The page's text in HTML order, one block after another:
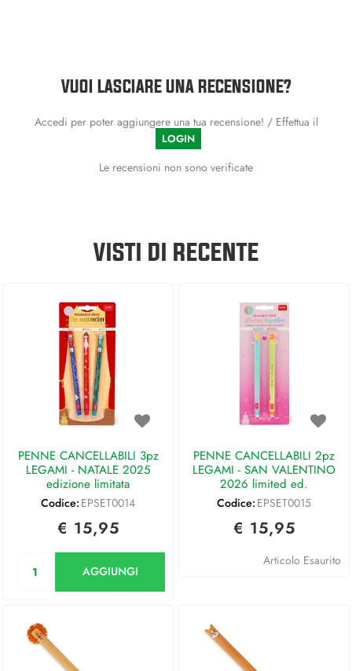
VUOI LASCIARE UNA RECENSIONE?
Accedi per poter aggiungere una tua recensione! / Effettua il
LOGIN
Le recensioni non sono verificate
VISTI DI RECENTE
PENNE CANCELLABILI 3pz
LEGAMI - NATALE 2025
edizione limitata
Codice: EPSET0014
€ 15,95
AGGIUNGI
PENNE CANCELLABILI 2pz
LEGAMI - SAN VALENTINO
2026 limited ed.
Codice: EPSET0015
€ 15,95
Articolo Esaurito